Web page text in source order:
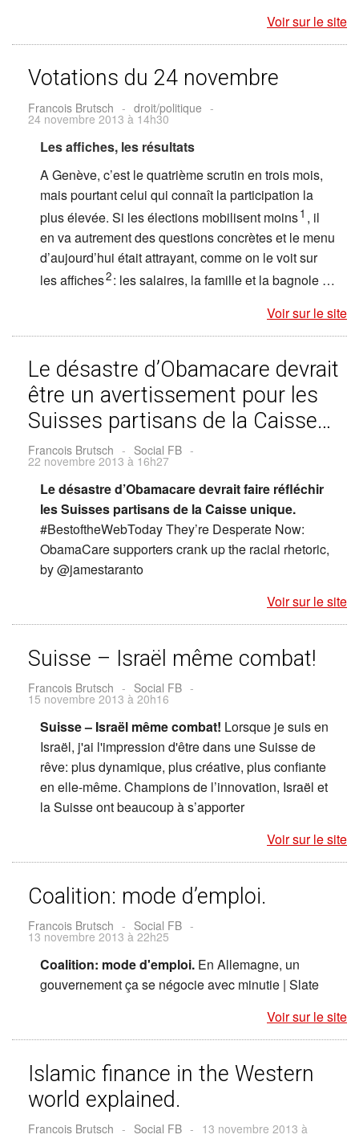
Voir sur le site
Votations du 24 novembre
Francois Brutsch - droit/politique -
24 novembre 2013 à 14h30
Les affiches, les résultats
A Genève, c’est le quatrième scrutin en trois mois,
mais pourtant celui qui connaît la participation la
plus élevée. Si les élections mobilisent moins1 , il
en va autrement des questions concrètes et le menu
d’aujourd’hui était attrayant, comme on le voit sur
les affiches2: les salaires, la famille et la bagnole …
Voir sur le site
Le désastre d’Obamacare devrait
être un avertissement pour les
Suisses partisans de la Caisse…
Francois Brutsch - Social FB -
22 novembre 2013 à 16h27
Le désastre d’Obamacare devrait faire réfléchir
les Suisses partisans de la Caisse unique.
#BestoftheWebToday They’re Desperate Now:
ObamaCare supporters crank up the racial rhetoric,
by @jamestaranto
Voir sur le site
Suisse – Israël même combat!
Francois Brutsch - Social FB -
15 novembre 2013 à 20h16
Suisse – Israël même combat! Lorsque je suis en
Israël, j'ai l'impression d'être dans une Suisse de
rêve: plus dynamique, plus créative, plus confiante
en elle-même. Champions de l’innovation, Israël et
la Suisse ont beaucoup à s’apporter
Voir sur le site
Coalition: mode d’emploi.
Francois Brutsch - Social FB -
13 novembre 2013 à 22h25
Coalition: mode d'emploi. En Allemagne, un
gouvernement ça se négocie avec minutie | Slate
Voir sur le site
Islamic finance in the Western
world explained.
Francois Brutsch - Social FB - 13 novembre 2013 à